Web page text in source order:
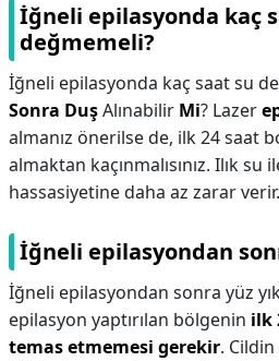
İğneli epilasyonda kaç
değmemeli?
İğneli epilasyonda kaç saat su
Sonra DuşAlınabilir Mi? Lazer
almanız önerilse de, ilk 24 saat
almaktan kaçınmalısınız. Ilık su
hassasiyetine daha az zarar verir.
İğneli epilasyondan
İğneli epilasyondan sonra yüz
epilasyon yaptırılan bölgenin ilk
temas etmemesi gerekir.